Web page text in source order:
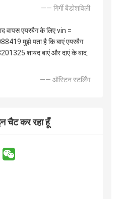
—— गिर्गी बैडोशविली
वापस एयरबैग के लिए vin =
मुझे पता है कि बाएं एयरबैग
शायद बाएं और दाएं के बाद.
—— ऑस्टिन स्टर्लिंग
चैट कर रहा हूँ